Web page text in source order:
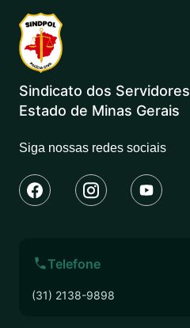
Sindicato dos
Estado de Minas Gerais
Siga nossas redes sociais
Telefone
(31) 2138-9898